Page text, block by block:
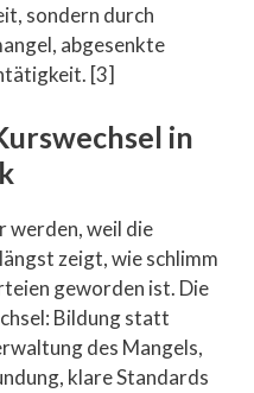
sondern durch
abgesenkte
[3]
in
werden, weil die
zeigt, wie schlimm
geworden ist. Die
Bildung statt
des Mangels,
klare Standards